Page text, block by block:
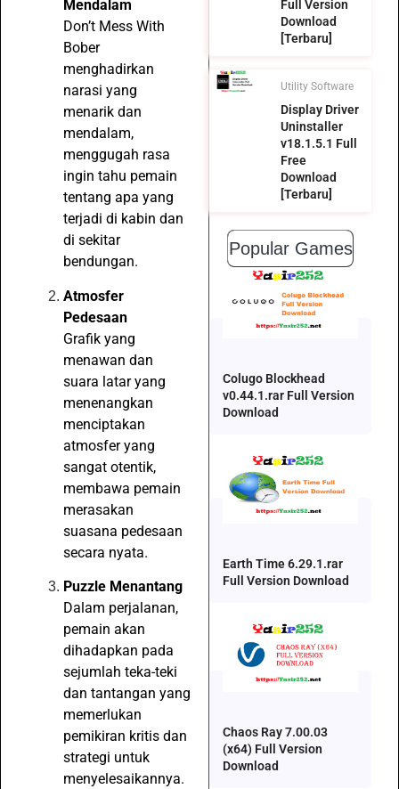
Mendalam
Don’t Mess With
Bober
menghadirkan
narasi yang
menarik dan
mendalam,
menggugah rasa
ingin tahu pemain
tentang apa yang
terjadi di kabin dan
di sekitar
bendungan.
Atmosfer
Pedesaan
Grafik yang
menawan dan
suara latar yang
menenangkan
menciptakan
atmosfer yang
sangat otentik,
membawa pemain
merasakan
suasana pedesaan
secara nyata.
Puzzle Menantang
Dalam perjalanan,
pemain akan
dihadapkan pada
sejumlah teka-teki
dan tantangan yang
memerlukan
pemikiran kritis dan
strategi untuk
menyelesaikannya.
Full Version
Download
[Terbaru]
Utility Software
Display Driver
Uninstaller
v18.1.5.1 Full
Free
Download
[Terbaru]
Popular Games
Colugo Blockhead
v0.44.1.rar Full Version
Download
Earth Time 6.29.1.rar
Full Version Download
Chaos Ray 7.00.03
(x64) Full Version
Download